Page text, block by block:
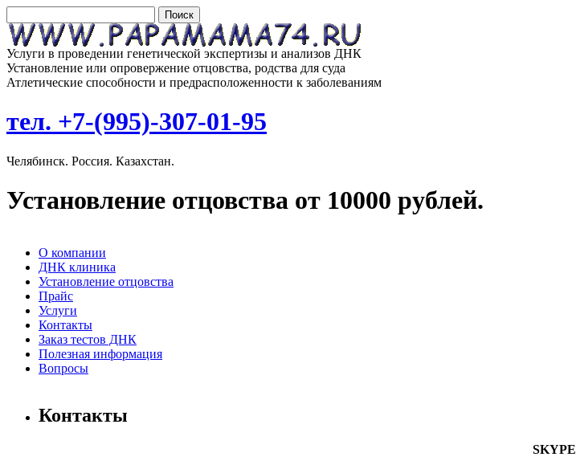
Услуги в проведении генетической экспертизы и анализов ДНК
Установление или опровержение отцовства, родства для суда
Атлетические способности и предрасположенности к заболеваниям
тел. +7-(995)-307-01-95
Челябинск. Россия. Казахстан.
Установление отцовства от 10000 рублей.
О компании
ДНК клиника
Установление отцовства
Прайс
Услуги
Контакты
Заказ тестов ДНК
Полезная информация
Вопросы
Контакты
SKYPE